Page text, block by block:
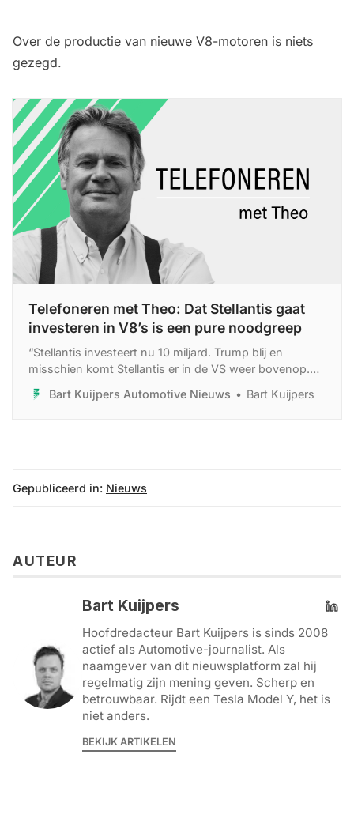
Over de productie van nieuwe V8-motoren is niets
gezegd.
Telefoneren met Theo: Dat Stellantis gaat
investeren in V8’s is een pure noodgreep
“Stellantis investeert nu 10 miljard. Trump blij en
misschien komt Stellantis er in de VS weer bovenop.
Maar ik denk dat de omslag naar zero-emissie ook in
de VS uiteindelijk niet tegen te houden is.”
Bart Kuijpers Automotive Nieuws Bart Kuijpers
Gepubliceerd in: Nieuws
AUTEUR
Bart Kuijpers
Hoofdredacteur Bart Kuijpers is sinds 2008
actief als Automotive-journalist. Als
naamgever van dit nieuwsplatform zal hij
regelmatig zijn mening geven. Scherp en
betrouwbaar. Rijdt een Tesla Model Y, het is
niet anders.
BEKIJK ARTIKELEN